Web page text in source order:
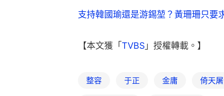
支持韓國瑜還是游錫堃？黃珊珊只要
【本文獲「 TVBS 」授權轉載。】
整容 于正 金庸 倚天